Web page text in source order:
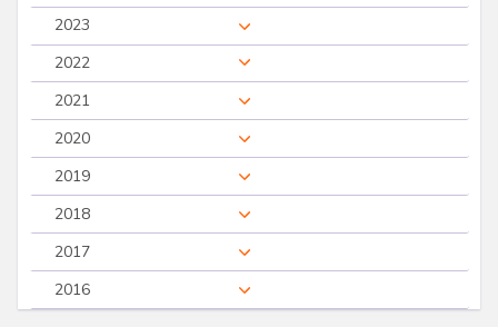
2023
2022
2021
2020
2019
2018
2017
2016